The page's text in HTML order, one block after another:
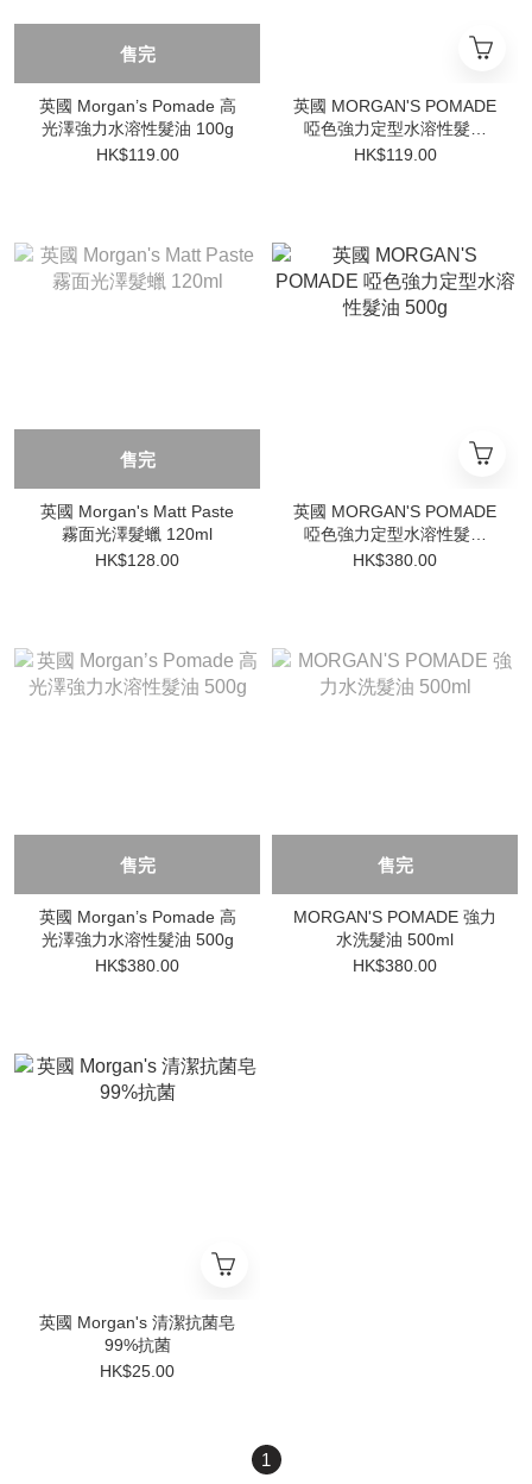
售完
英國 Morgan’s Pomade 高
光澤強力水溶性髮油 100g
HK$119.00
英國 MORGAN'S POMADE
啞色強力定型水溶性髮油
100g
HK$119.00
售完
英國 Morgan's Matt Paste
霧面光澤髮蠟 120ml
HK$128.00
英國 MORGAN'S POMADE
啞色強力定型水溶性髮油
500g
HK$380.00
售完
英國 Morgan’s Pomade 高
光澤強力水溶性髮油 500g
HK$380.00
售完
MORGAN'S POMADE 強力
水洗髮油 500ml
HK$380.00
英國 Morgan's 清潔抗菌皂
99%抗菌
HK$25.00
1